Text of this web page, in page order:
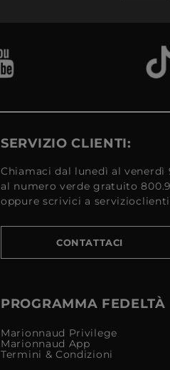
SERVIZIO CLIENTI:
Chiamaci dal lunedì al venerdì
al numero verde gratuito
oppure scrivici a
CONTATTACI
PROGRAMMA FEDELTÀ
Marionnaud Privilege
Marionnaud App
Termini & Condizioni